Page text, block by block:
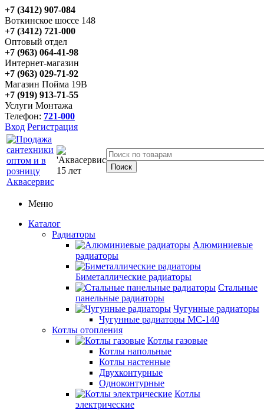
+7 (3412) 907-084
Воткинское шоссе 148
+7 (3412) 721-000
Оптовый отдел
+7 (963) 064-41-98
Интернет-магазин
+7 (963) 029-71-92
Магазин Пойма 19В
+7 (919) 913-71-55
Услуги Монтажа
Телефон: 721-000
Вход Регистрация
Меню
Каталог
Радиаторы
Алюминиевые
радиаторы
Биметаллические радиаторы
Стальные
панельные радиаторы
Чугунные радиаторы
Чугунные радиаторы МС-140
Котлы отопления
Котлы газовые
Котлы напольные
Котлы настенные
Двухконтурные
Одноконтурные
Котлы
электрические